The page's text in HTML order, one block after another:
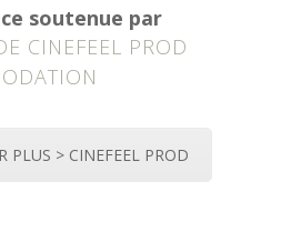
soutenue par
CINEFEEL PROD
PLUS > CINEFEEL PROD